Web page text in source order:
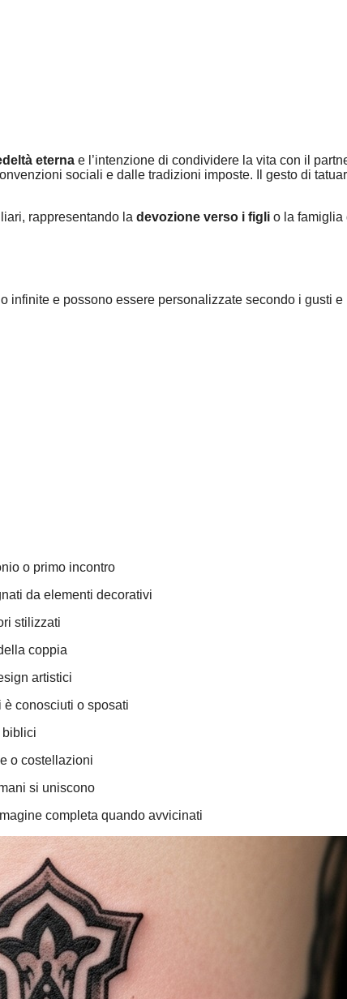
eterna e l’intenzione di condividere la vita con il
sociali e dalle tradizioni imposte. Il gesto di
rappresentando la devozione verso i figli o la famiglia
infinite e possono essere personalizzate secondo i gusti
o primo incontro
da elementi decorativi
stilizzati
coppia
artistici
conosciuti o sposati
biblici
o costellazioni
si uniscono
completa quando avvicinati